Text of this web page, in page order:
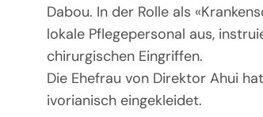
Dabou. In der Rolle als
lokale Pflegepersonal aus,
chirurgischen Eingriffen.
Die Ehefrau von Direktor Ahui
ivorianisch eingekleidet.